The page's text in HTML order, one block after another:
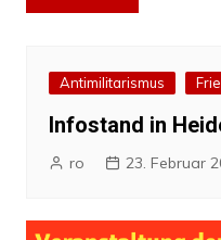
Antimilitarismus
Infostand in
ro 23. Februar